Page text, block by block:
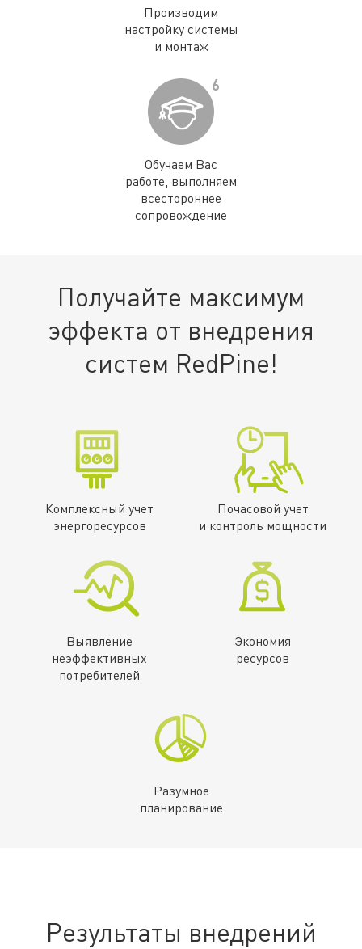
Производим
настройку системы
и монтаж
6
Обучаем Вас
работе, выполняем
всестороннее
сопровождение
Получайте максимум
эффекта от внедрения
систем RedPine!
Комплексный учет
энергоресурсов
Почасовой учет
и контроль мощности
Выявление
неэффективных
потребителей
Экономия
ресурсов
Разумное
планирование
Результаты внедрений